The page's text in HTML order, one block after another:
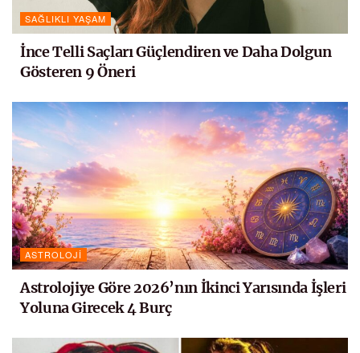
SAĞLIKLI YAŞAM
İnce Telli Saçları Güçlendiren ve Daha Dolgun
Gösteren 9 Öneri
ASTROLOJI
Astrolojiye Göre 2026’nın İkinci Yarısında İşleri
Yoluna Girecek 4 Burç